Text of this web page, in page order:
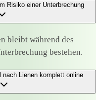
Risiko einer Unterbrechung
bleibt während des
bestehen.
nach Lienen komplett online